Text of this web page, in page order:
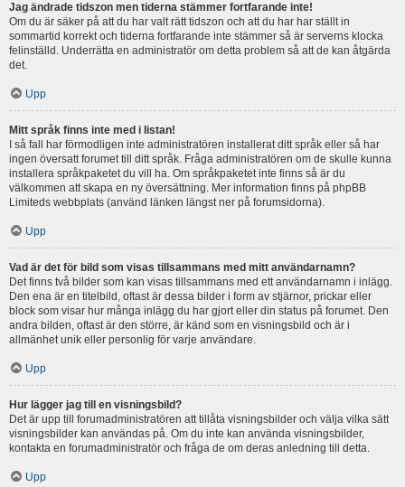
Jag ändrade tidszon men tiderna stämmer fortfarande inte!
Om du är säker på att du har valt rätt tidszon och att du har har ställt in
sommartid korrekt och tiderna fortfarande inte stämmer så är serverns klocka
felinställd. Underrätta en administratör om detta problem så att de kan åtgärda
det.
Upp
Mitt språk finns inte med i listan!
I så fall har förmodligen inte administratören installerat ditt språk eller så har
ingen översatt forumet till ditt språk. Fråga administratören om de skulle kunna
installera språkpaketet du vill ha. Om språkpaketet inte finns så är du
välkommen att skapa en ny översättning. Mer information finns på phpBB
Limiteds webbplats (använd länken längst ner på forumsidorna).
Upp
Vad är det för bild som visas tillsammans med mitt användarnamn?
Det finns två bilder som kan visas tillsammans med ett användarnamn i inlägg.
Den ena är en titelbild, oftast är dessa bilder i form av stjärnor, prickar eller
block som visar hur många inlägg du har gjort eller din status på forumet. Den
andra bilden, oftast är den större, är känd som en visningsbild och är i
allmänhet unik eller personlig för varje användare.
Upp
Hur lägger jag till en visningsbild?
Det är upp till forumadministratören att tillåta visningsbilder och välja vilka sätt
visningsbilder kan användas på. Om du inte kan använda visningsbilder,
kontakta en forumadministratör och fråga de om deras anledning till detta.
Upp